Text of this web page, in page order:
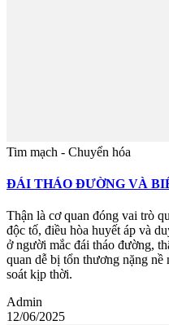
Tim mạch - Chuyển hóa
ĐÁI THÁO ĐƯỜNG VÀ
Thận là cơ quan đóng vai trò
độc tố, điều hòa huyết áp và
ở người mắc đái tháo đường,
quan dễ bị tổn thương nặng
soát kịp thời.
Admin
12/06/2025